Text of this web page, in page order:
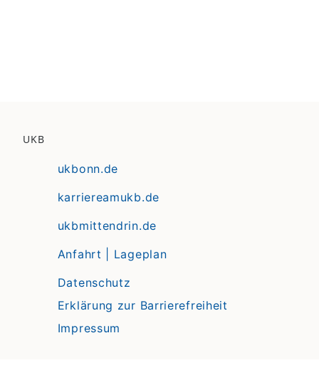
UKB
ukbonn.de
karriereamukb.de
ukbmittendrin.de
Anfahrt | Lageplan
Datenschutz
Erklärung zur Barrierefreiheit
Impressum